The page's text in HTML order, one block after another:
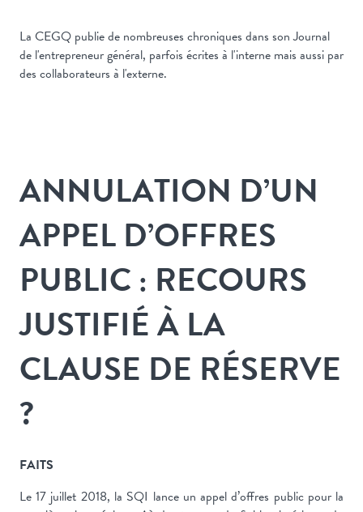
La CEGQ publie de nombreuses chroniques dans son Journal
de l'entrepreneur général, parfois écrites à l'interne mais aussi par
des collaborateurs à l'externe.
ANNULATION D’UN
APPEL D’OFFRES
PUBLIC : RECOURS
JUSTIFIÉ À LA
CLAUSE DE RÉSERVE
?
FAITS
Le 17 juillet 2018, la SQI lance un appel d’offres public pour la